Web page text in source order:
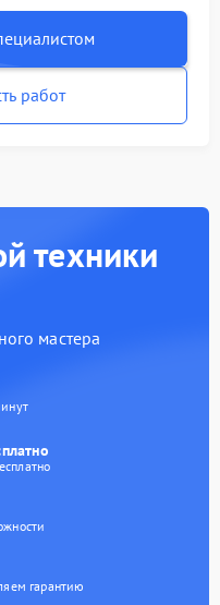
работ
техники
мастера
гарантию